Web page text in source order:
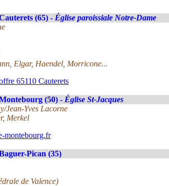
(65) - Église paroissiale Notre-Dame
Elgar, Haendel, Morricone...
65110 Cauterets
(50) - Église St-Jacques
Jean-Yves Lacorne
Merkel
montebourg.fr
Pican (35)
de Valence)